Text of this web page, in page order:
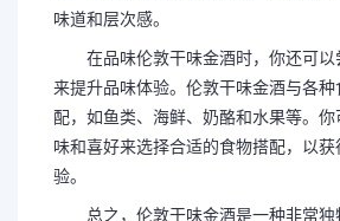
味道和层次感。
在品味伦敦干味金酒时，你还可
来提升品味体验。伦敦干味金酒与各
配，如鱼类、海鲜、奶酪和水果等。
味和喜好来选择合适的食物搭配，以
验。
总之，伦敦干味金酒是一种非常